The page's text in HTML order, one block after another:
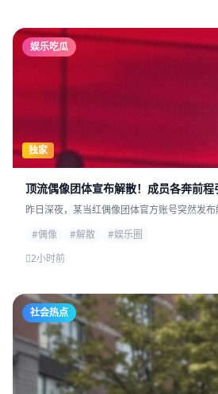
娱乐吃瓜
独家
顶流偶像团体宣布解散！成员各奔前程
昨日深夜，某当红偶像团体官方账号突然发
#偶像
#解散
#娱乐圈
2小时前
社会热点